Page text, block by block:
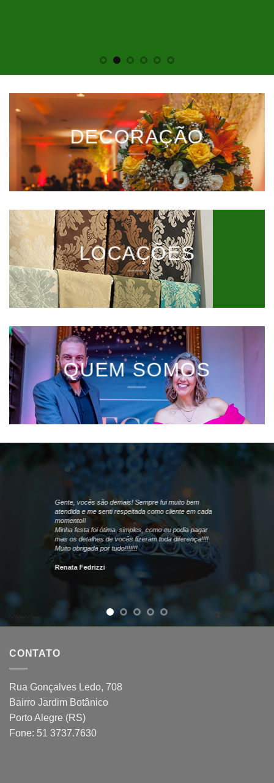
DECORAÇÃO
LOCAÇÕES
QUEM SOMOS
Gente, vocês são demais! Sempre fui muito bem
atendida e me senti respeitada como cliente em cada
momento!!
Minha festa foi ótima, simples, como eu podia pagar
mas os detalhes de vocês fizeram toda diferença!!!!
Muito obrigada por tudo!!!!!!!
Renata Fedrizzi
CONTATO
Rua Gonçalves Ledo, 708
Bairro Jardim Botânico
Porto Alegre (RS)
Fone: 51 3737.7630